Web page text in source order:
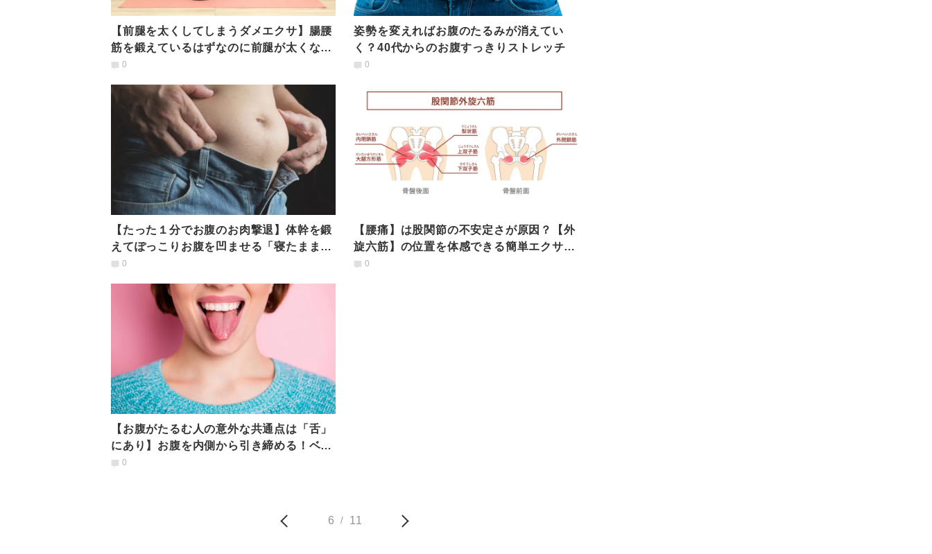
【前腿を太くしてしまうダメエクサ】腸腰
筋を鍛えているはずなのに前腿が太くなる
原因を解説
0
姿勢を変えればお腹のたるみが消えてい
く？40代からのお腹すっきりストレッチ
0
【たった１分でお腹のお肉撃退】体幹を鍛
えてぽっこりお腹を凹ませる「寝たまま呼
吸法」
0
【腰痛】は股関節の不安定さが原因？【外
旋六筋】の位置を体感できる簡単エクササ
イズ
0
【お腹がたるむ人の意外な共通点は「舌」
にあり】お腹を内側から引き締める！ベロ
トレ呼吸法
0
6 / 11